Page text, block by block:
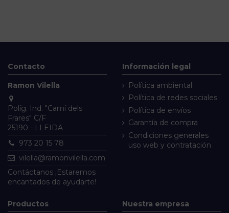
Contacto
Ramon Vilella
Políg. Ind. "Camí dels
Frares" C/F
25190 - LLEIDA
973 20 15 78
vilella@ramonvilella.com
Contáctanos ¡Estaremos
encantados de ayudarte!
Información legal
Política ambiental
Política de redes sociales
Política de envíos
Garantía de compra
Condiciones generales
uso web y contratación
Productos Nuestra empresa